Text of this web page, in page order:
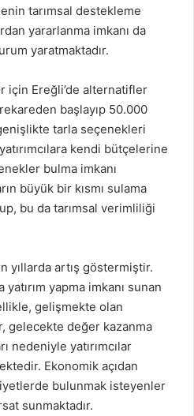
tarımsal destekleme
yararlanma imkanı da
yaratmaktadır.
için Ereğli’de alternatifler
başlayıp 50.000
tarla seçenekleri
kendi bütçelerine
bulma imkanı
büyük bir kısmı sulama
bu da tarımsal verimliliği
yıllarda artış göstermiştir.
yapma imkanı sunan
gelişmekte olan
gelecekte değer kazanma
nedeniyle yatırımcılar
Ekonomik açıdan
bulunmak isteyenler
sunmaktadır.